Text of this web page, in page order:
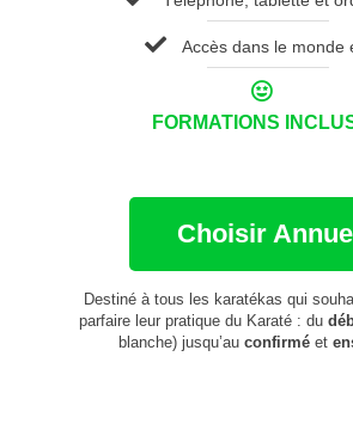
Accès dans le monde
FORMATIONS
Choisir
Destiné à tous les karatékas qui
parfaire leur pratique du Karaté : du
blanche) jusqu’au confirméet